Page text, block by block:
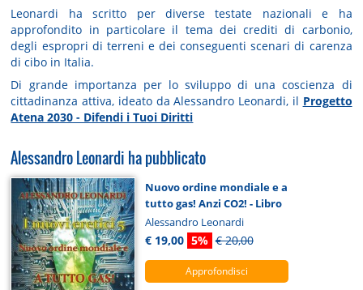
Leonardi ha scritto per diverse testate nazionali e ha
approfondito in particolare il tema dei crediti di carbonio,
degli espropri di terreni e dei conseguenti scenari di carenza
di cibo in Italia.
Di grande importanza per lo sviluppo di una coscienza di
cittadinanza attiva, ideato da Alessandro Leonardi, il Progetto
Atena 2030 - Difendi i Tuoi Diritti
Alessandro Leonardi ha pubblicato
Nuovo ordine mondiale e a
tutto gas! Anzi CO2! - Libro
Alessandro Leonardi
€ 19,00 5% € 20,00
Approfondisci